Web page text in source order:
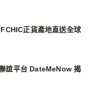
正貨產地直送全球
誼平台 DateMeNow 揭